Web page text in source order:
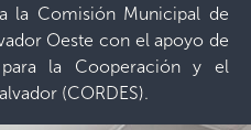
la Comisión Municipal de
Oeste con el apoyo de
la Cooperación y el
(CORDES).